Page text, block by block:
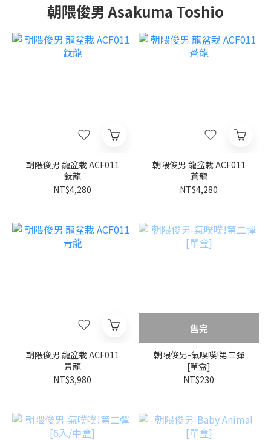
朝隈俊男 Asakuma Toshio
朝隈俊男 龍盆栽 ACF011
鈦龍
NT$4,280
朝隈俊男 龍盆栽 ACF011
蒼龍
NT$4,280
朝隈俊男 龍盆栽 ACF011
青龍
NT$3,980
售完
朝隈俊男-氣噗噗!第二彈
[單盒]
NT$230